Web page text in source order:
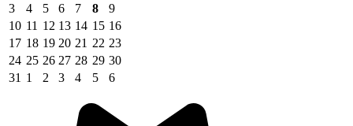
3
4 5 6 7 8
9
10 11 12 13 14 15 16
17 18 19 20 21 22 23
24 25 26 27 28 29 30
31 1 2 3 4 5 6